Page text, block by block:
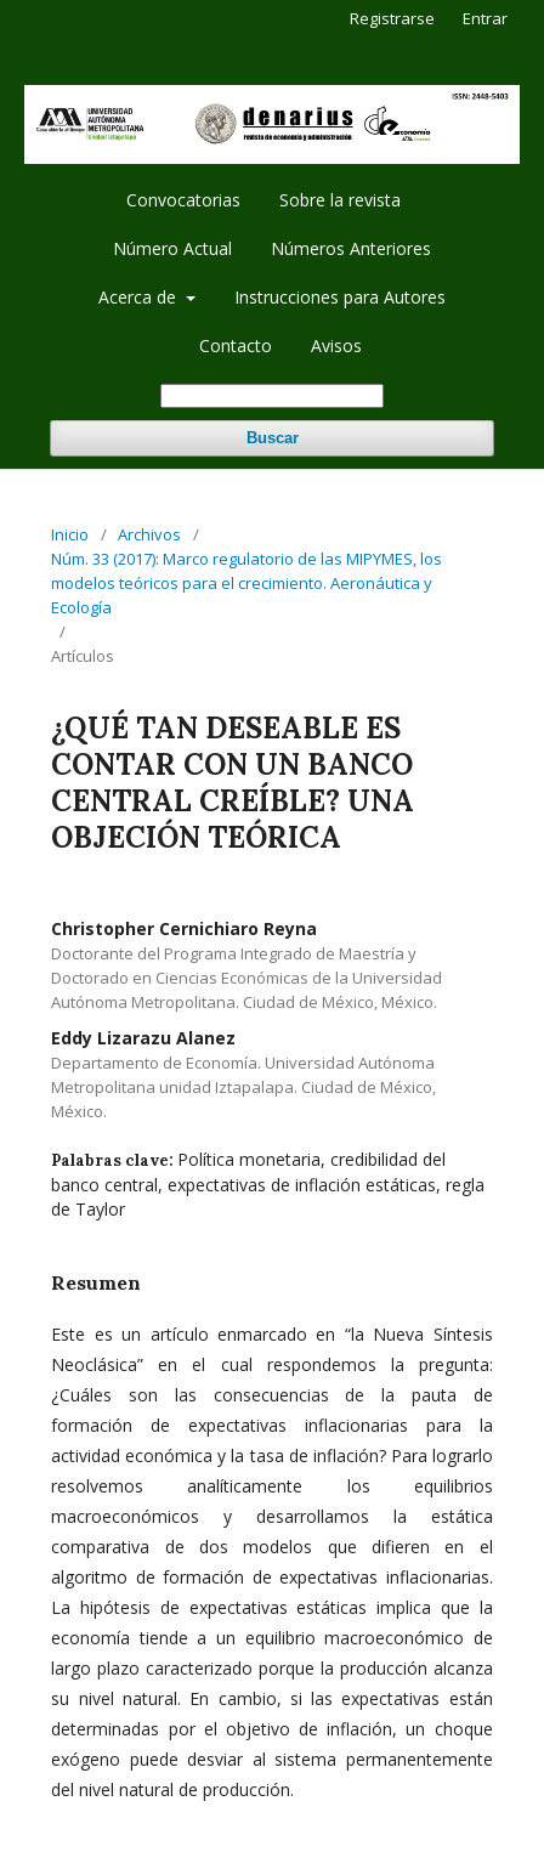
Convocatorias Sobre la revista
Número Actual Números Anteriores
Acerca de Instrucciones para Autores
Contacto Avisos
Buscar
Registrarse Entrar
Inicio / Archivos
/
Núm. 33 (2017): Marco regulatorio de las MIPYMES, los
modelos teóricos para el crecimiento. Aeronáutica y
Ecología
/
Artículos
¿QUÉ TAN DESEABLE ES
CONTAR CON UN BANCO
CENTRAL CREÍBLE? UNA
OBJECIÓN TEÓRICA
Christopher Cernichiaro Reyna
Doctorante del Programa Integrado de Maestría y
Doctorado en Ciencias Económicas de la Universidad
Autónoma Metropolitana. Ciudad de México, México.
Eddy Lizarazu Alanez
Departamento de Economía. Universidad Autónoma
Metropolitana unidad Iztapalapa. Ciudad de México,
México.
Palabras clave: Política monetaria, credibilidad del
banco central, expectativas de inflación estáticas, regla
de Taylor
Resumen
Este es un artículo enmarcado en “la Nueva Síntesis
Neoclásica” en el cual respondemos la pregunta:
¿Cuáles son las consecuencias de la pauta de
formación de expectativas inflacionarias para la
actividad económica y la tasa de inflación? Para lograrlo
resolvemos analíticamente los equilibrios
macroeconómicos y desarrollamos la estática
comparativa de dos modelos que difieren en el
algoritmo de formación de expectativas inflacionarias.
La hipótesis de expectativas estáticas implica que la
economía tiende a un equilibrio macroeconómico de
largo plazo caracterizado porque la producción alcanza
su nivel natural. En cambio, si las expectativas están
determinadas por el objetivo de inflación, un choque
exógeno puede desviar al sistema permanentemente
del nivel natural de producción.